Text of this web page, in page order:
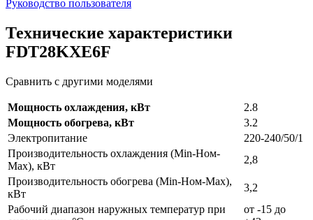
Руководство пользователя
Технические характеристики
FDT28KXE6F
Сравнить с другими моделями
Мощность охлаждения, кВт
2.8
Мощность обогрева, кВт
3.2
Электропитание
220-240/50/1
Производительность охлаждения (Min-Ном-
Max), кВт
2,8
Производительность обогрева (Min-Ном-Max),
кВт
3,2
Рабочий диапазон наружных температур при
от -15 до